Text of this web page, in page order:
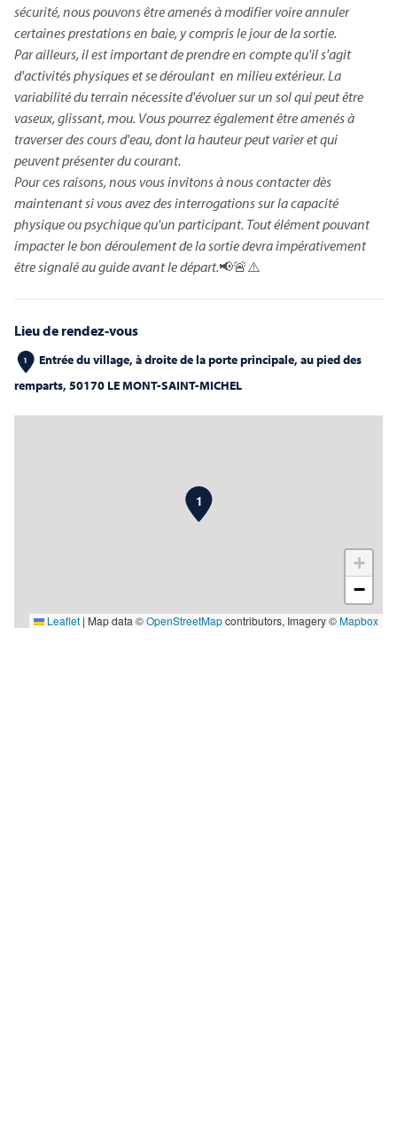
Petite balade au soleil couchant autour du Mont
Saint-Michel 3km
sécurité, nous pouvons être amenés à modifier voire annuler
certaines prestations en baie, y compris le jour de la sortie.
Par ailleurs, il est important de prendre en compte qu'il s'agit
d'activités physiques et se déroulant en milieu extérieur. La
variabilité du terrain nécessite d'évoluer sur un sol qui peut être
vaseux, glissant, mou. Vous pourrez également être amenés à
traverser des cours d'eau, dont la hauteur peut varier et qui
peuvent présenter du courant.
Pour ces raisons, nous vous invitons à nous contacter dès
maintenant si vous avez des interrogations sur la capacité
physique ou psychique qu'un participant. Tout élément pouvant
impacter le bon déroulement de la sortie devra impérativement
être signalé au guide avant le départ.📢🚨⚠️
Lieu de rendez-vous
1
Entrée du village, à droite de la porte principale, au pied des
remparts, 50170 LE MONT-SAINT-MICHEL
1
+
−
Leaflet | Map data ©OpenStreetMapcontributors, Imagery ©Mapbox